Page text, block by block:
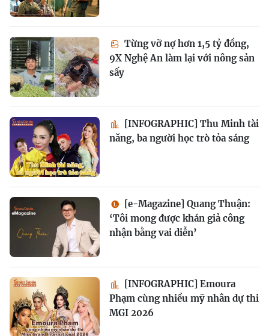
Từng vỡ nợ hơn 1,5 tỷ đồng,
9X Nghệ An làm lại với nông sản
sấy
[INFOGRAPHIC] Thu Minh tài
năng, ba người học trò tỏa sáng
[e-Magazine] Quang Thuận:
‘Tôi mong được khán giả công
nhận bằng vai diễn’
[INFOGRAPHIC] Emoura
Phạm cùng nhiều mỹ nhân dự thi
MGI 2026